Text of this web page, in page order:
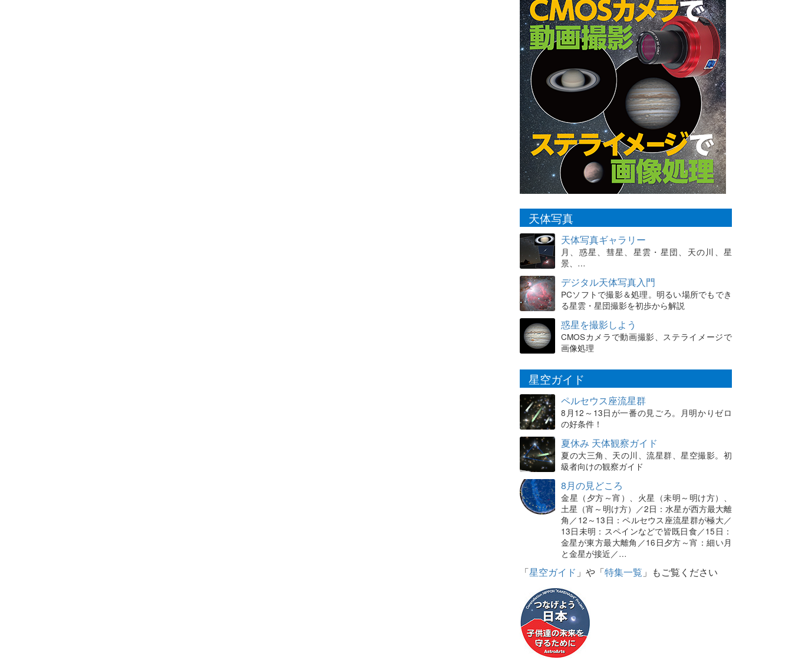
天体写真
天体写真ギャラリー
月、惑星、彗星、星雲・星団、天の川、星
景、…
デジタル天体写真入門
PCソフトで撮影＆処理。明るい場所でもでき
る星雲・星団撮影を初歩から解説
惑星を撮影しよう
CMOSカメラで動画撮影、ステライメージで
画像処理
星空ガイド
ペルセウス座流星群
8月12～13日が一番の見ごろ。月明かりゼロ
の好条件！
夏休み 天体観察ガイド
夏の大三角、天の川、流星群、星空撮影。初
級者向けの観察ガイド
8月の見どころ
金星（夕方～宵）、火星（未明～明け方）、
土星（宵～明け方）／2日：水星が西方最大離
角／12～13日：ペルセウス座流星群が極大／
13日未明：スペインなどで皆既日食／15日：
金星が東方最大離角／16日夕方～宵：細い月
と金星が接近／…
「星空ガイド 」や「特集一覧 」もご覧ください